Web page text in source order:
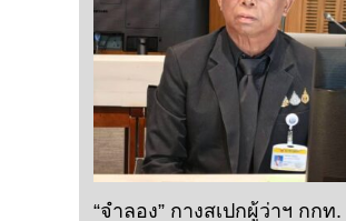
“จำลอง” กางสเปกผู้ว่าฯ กกท